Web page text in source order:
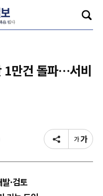
1만건 돌파…서비
·검토